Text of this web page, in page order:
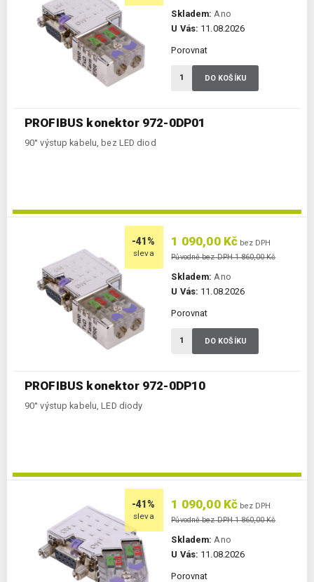
PROFIBUS konektor 972-0DP01
90° výstup kabelu, bez LED diod
Skladem: Ano
U Vás: 11.08.2026
Porovnat
DO KOŠÍKU
-41%
sleva
PROFIBUS konektor 972-0DP10
90° výstup kabelu, LED diody
1 090,00 Kč bez DPH
Původně bez DPH 1 860,00 Kč
Skladem: Ano
U Vás: 11.08.2026
Porovnat
DO KOŠÍKU
-41%
sleva
1 090,00 Kč bez DPH
Původně bez DPH 1 860,00 Kč
Skladem: Ano
U Vás: 11.08.2026
Porovnat